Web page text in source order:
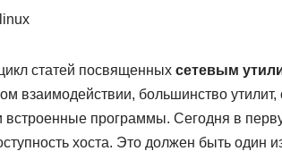
статей посвященных сетевым
взаимодействии, большинство утилит,
встроенные программы. Сегодня в
хоста. Это должен быть один